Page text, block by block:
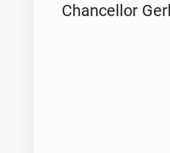
Chan­cel­lor